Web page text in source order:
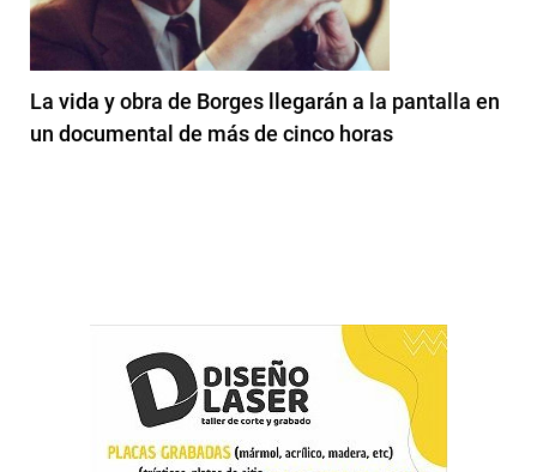
La vida y obra de Borges llegarán a la pantalla en
un documental de más de cinco horas